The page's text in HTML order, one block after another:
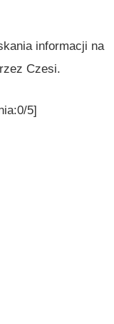
informacji na
Czesi.
5]